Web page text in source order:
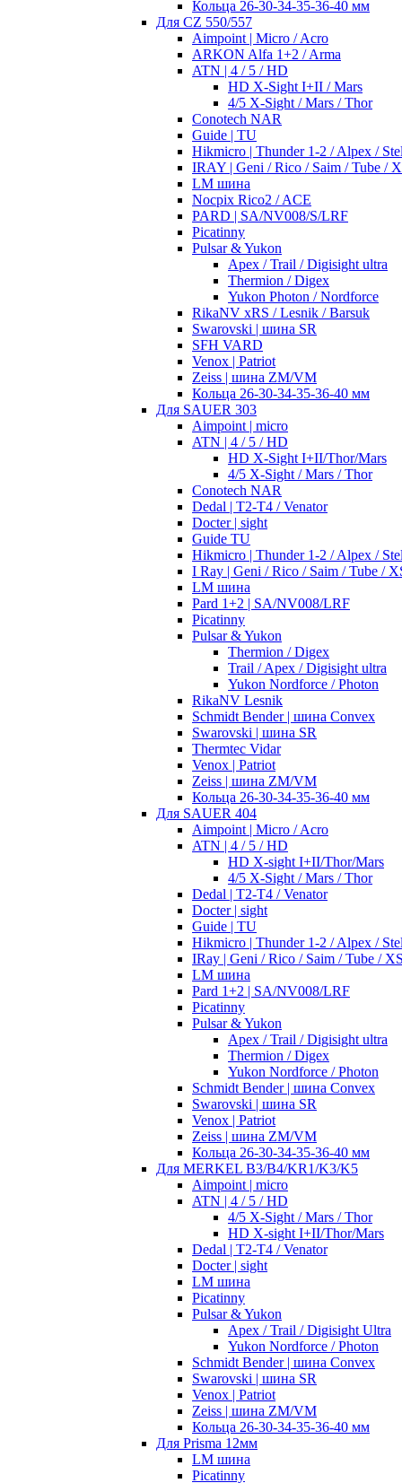
Кольца 26-30-34-35-36-40 мм
Для CZ 550/557
Aimpoint | Micro / Acro
ARKON Alfa 1+2 / Arma
ATN | 4 / 5 / HD
HD X-Sight I+II / Mars
4/5 X-Sight / Mars / Thor
Conotech NAR
Guide | TU
Hikmicro | Thunder 1-2 / Alpex /
IRAY | Geni / Rico / Saim / Tube /
LM шина
Nocpix Rico2 / ACE
PARD | SA/NV008/S/LRF
Picatinny
Pulsar & Yukon
Apex / Trail / Digisight ultra
Thermion / Digex
Yukon Photon / Nordforce
RikaNV xRS / Lesnik / Barsuk
Swarovski | шина SR
SFH VARD
Venox | Patriot
Zeiss | шина ZM/VM
Кольца 26-30-34-35-36-40 мм
Для SAUER 303
Aimpoint | micro
ATN | 4 / 5 / HD
HD X-Sight I+II/Thor/Mars
4/5 X-Sight / Mars / Thor
Conotech NAR
Dedal | T2-T4 / Venator
Docter | sight
Guide TU
Hikmicro | Thunder 1-2 / Alpex /
I Ray | Geni / Rico / Saim / Tube /
LM шина
Pard 1+2 | SA/NV008/LRF
Picatinny
Pulsar & Yukon
Thermion / Digex
Trail / Apex / Digisight ultra
Yukon Nordforce / Photon
RikaNV Lesnik
Schmidt Bender | шина Convex
Swarovski | шина SR
Thermtec Vidar
Venox | Patriot
Zeiss | шина ZM/VM
Кольца 26-30-34-35-36-40 мм
Для SAUER 404
Aimpoint | Micro / Acro
ATN | 4 / 5 / HD
HD X-sight I+II/Thor/Mars
4/5 X-Sight / Mars / Thor
Dedal | T2-T4 / Venator
Docter | sight
Guide | TU
Hikmicro | Thunder 1-2 / Alpex /
IRay | Geni / Rico / Saim / Tube /
LM шина
Pard 1+2 | SA/NV008/LRF
Picatinny
Pulsar & Yukon
Apex / Trail / Digisight ultra
Thermion / Digex
Yukon Nordforce / Photon
Schmidt Bender | шина Convex
Swarovski | шина SR
Venox | Patriot
Zeiss | шина ZM/VM
Кольца 26-30-34-35-36-40 мм
Для MERKEL B3/B4/KR1/K3/K5
Aimpoint | micro
ATN | 4 / 5 / HD
4/5 X-Sight / Mars / Thor
HD X-sight I+II/Thor/Mars
Dedal | T2-T4 / Venator
Docter | sight
LM шина
Picatinny
Pulsar & Yukon
Apex / Trail / Digisight Ultra
Yukon Nordforce / Photon
Schmidt Bender | шина Convex
Swarovski | шина SR
Venox | Patriot
Zeiss | шина ZM/VM
Кольца 26-30-34-35-36-40 мм
Для Prisma 12мм
LM шина
Picatinny